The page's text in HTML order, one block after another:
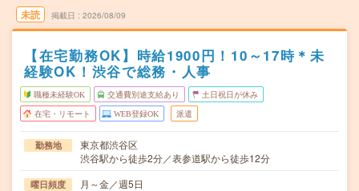
未読 掲載日 2026/08/09
【在宅勤務OK】時給1900円！10～17時＊未
経験OK！渋谷で総務・人事
職種未経験OK 交通費別途支給あり 土日祝日が休み
在宅・リモート WEB登録OK 派遣
勤務地
東京都渋谷区
渋谷駅から徒歩2分／表参道駅から徒歩12分
曜日頻度 月～金／週5日